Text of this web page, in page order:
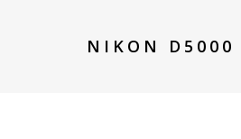
NIKON D5000